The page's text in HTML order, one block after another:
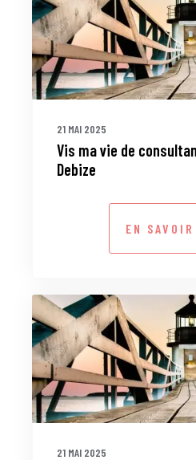
21 MAI 2025
Vis ma vie de
Debize
EN
21 MAI 2025